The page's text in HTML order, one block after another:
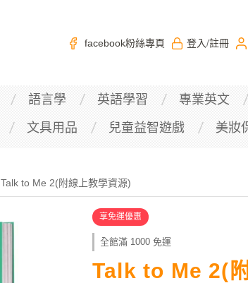
facebook粉絲專頁 登入 /註冊
語言學 英語學習 專業英文
文具用品 兒童益智遊戲 美妝
Talk to Me 2(附線上教學資源)
享免運優惠
全館滿 1000 免運
Talk to Me 2(